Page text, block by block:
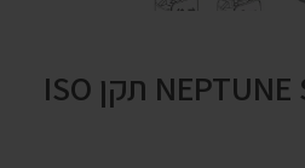
סוגר ביטחון NEPTUNE SEAL תקן ISO